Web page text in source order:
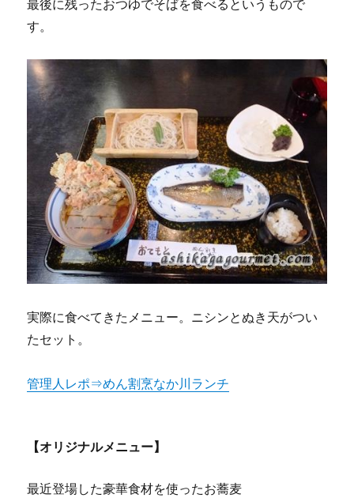
最後に残ったおつゆでそばを食べるというもので
す。
実際に食べてきたメニュー。ニシンとぬき天がつい
たセット。
管理人レポ⇒めん割烹なか川ランチ
【オリジナルメニュー】
最近登場した豪華食材を使ったお蕎麦